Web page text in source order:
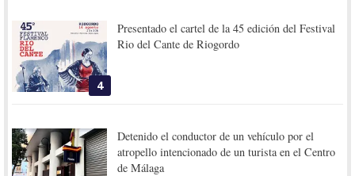
4
Presentado el cartel de la 45 edición del Festival
Rio del Cante de Riogordo
Detenido el conductor de un vehículo por el
atropello intencionado de un turista en el Centro
de Málaga